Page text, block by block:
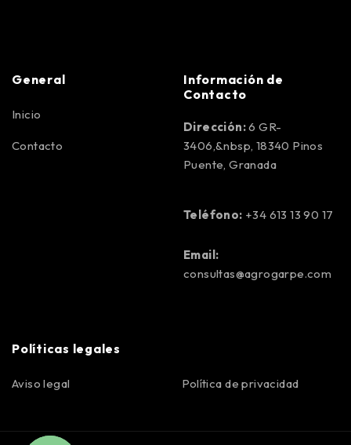
General
Inicio
Contacto
Información de
Contacto
Dirección:6 GR-
3406,&nbsp, 18340 Pinos
Puente, Granada
Teléfono: +34 613 13 90 17
Email:
consultas@agrogarpe.com
Políticas legales
Aviso legal Política de privacidad